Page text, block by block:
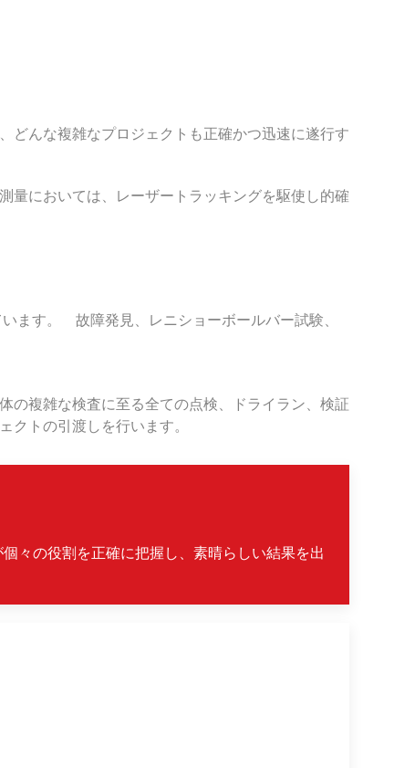
どんな複雑なプロジェクトも正確かつ迅速に遂行す
においては、レーザートラッキングを駆使し的確
ます。 故障発見、レニショーボールバー試験、
複雑な検査に至る全ての点検、ドライラン、検証
クトの引渡しを行います。
々の役割を正確に把握し、素晴らしい結果を出